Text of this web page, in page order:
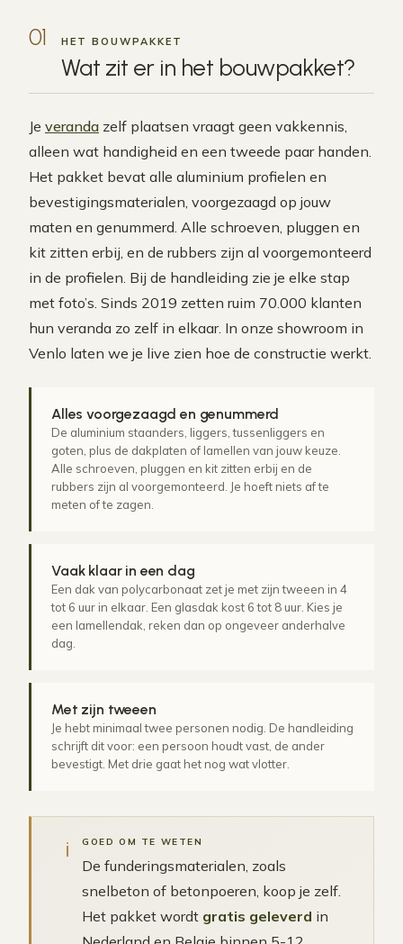
01 HET BOUWPAKKET
Wat zit er in het bouwpakket?
Je veranda zelf plaatsen vraagt geen vakkennis,
alleen wat handigheid en een tweede paar handen.
Het pakket bevat alle aluminium profielen en
bevestigingsmaterialen, voorgezaagd op jouw
maten en genummerd. Alle schroeven, pluggen en
kit zitten erbij, en de rubbers zijn al voorgemonteerd
in de profielen. Bij de handleiding zie je elke stap
met foto’s. Sinds 2019 zetten ruim 70.000 klanten
hun veranda zo zelf in elkaar. In onze showroom in
Venlo laten we je live zien hoe de constructie werkt.
Alles voorgezaagd en genummerd
De aluminium staanders, liggers, tussenliggers en
goten, plus de dakplaten of lamellen van jouw keuze.
Alle schroeven, pluggen en kit zitten erbij en de
rubbers zijn al voorgemonteerd. Je hoeft niets af te
meten of te zagen.
Vaak klaar in een dag
Een dak van polycarbonaat zet je met zijn tweeen in 4
tot 6 uur in elkaar. Een glasdak kost 6 tot 8 uur. Kies je
een lamellendak, reken dan op ongeveer anderhalve
dag.
Met zijn tweeen
Je hebt minimaal twee personen nodig. De handleiding
schrijft dit voor: een persoon houdt vast, de ander
bevestigt. Met drie gaat het nog wat vlotter.
i GOED OM TE WETEN
De funderingsmaterialen, zoals
snelbeton of betonpoeren, koop je zelf.
Het pakket wordt gratis geleverd in